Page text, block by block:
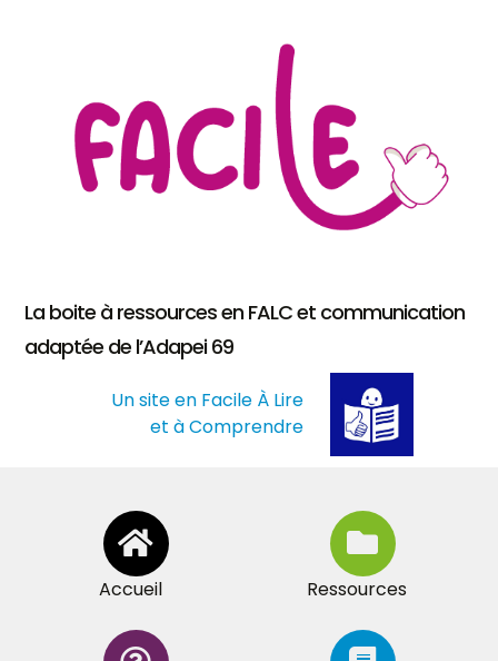
La boite à ressources en FALC et communication
adaptée de l’Adapei 69
Un site en Facile À Lire
et à Comprendre
Accueil Ressources